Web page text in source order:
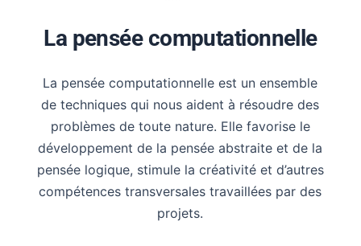
La pensée computationnelle
La pensée computationnelle est un ensemble
de techniques qui nous aident à résoudre des
problèmes de toute nature. Elle favorise le
développement de la pensée abstraite et de la
pensée logique, stimule la créativité et d’autres
compétences transversales travaillées par des
projets.